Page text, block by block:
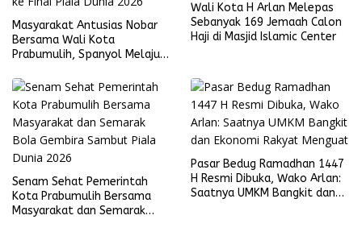
Masyarakat Antusias Nobar
Bersama Wali Kota
Prabumulih, Spanyol Melaju
Wali Kota H Arlan Melepas
Sebanyak 169 Jemaah Calon
Haji di Masjid Islamic Center
Senam Sehat Pemerintah
Kota Prabumulih Bersama
Masyarakat dan Semarak
Pasar Bedug Ramadhan 1447
H Resmi Dibuka, Wako Arlan:
Saatnya UMKM Bangkit dan